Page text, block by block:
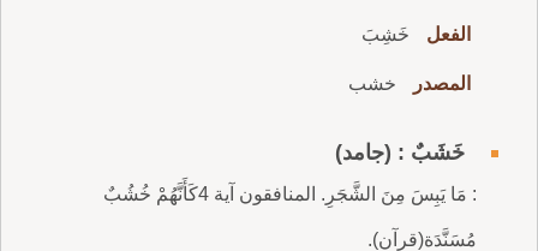
الفعل خَشِبَ
المصدر خشب
خَشَبٌ : (جامد)
: مَا يَبِسَ مِنَ الشَّجَرِ. المنافقون آية 4كَأَنَّهُمْ خُشُبٌ
مُسَنَّدَة(قرآن).